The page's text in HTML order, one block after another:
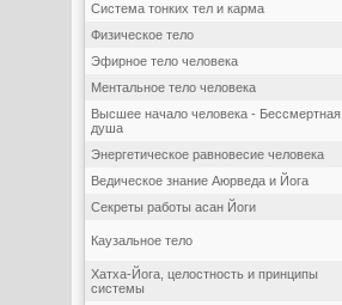
Система тонких тел и карма
Физическое тело
Эфирное тело человека
Ментальное тело человека
Высшее начало человека - Бессмертная
душа
Энергетическое равновесие человека
Ведическое знание Аюрведа и Йога
Секреты работы асан Йоги
Каузальное тело
Хатха-Йога, целостность и принципы
системы